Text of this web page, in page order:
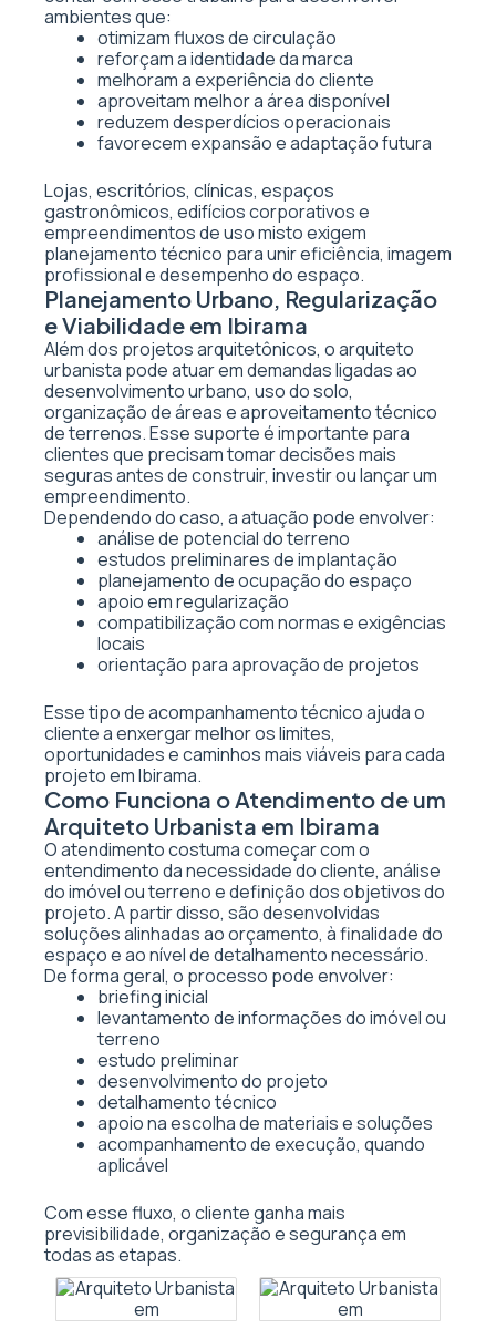
ambientes que:
otimizam fluxos de circulação
reforçam a identidade da marca
melhoram a experiência do cliente
aproveitam melhor a área disponível
reduzem desperdícios operacionais
favorecem expansão e adaptação futura
Lojas, escritórios, clínicas, espaços
gastronômicos, edifícios corporativos e
empreendimentos de uso misto exigem
planejamento técnico para unir eficiência, imagem
profissional e desempenho do espaço.
Planejamento Urbano, Regularização
e Viabilidade em Ibirama
Além dos projetos arquitetônicos, o arquiteto
urbanista pode atuar em demandas ligadas ao
desenvolvimento urbano, uso do solo,
organização de áreas e aproveitamento técnico
de terrenos. Esse suporte é importante para
clientes que precisam tomar decisões mais
seguras antes de construir, investir ou lançar um
empreendimento.
Dependendo do caso, a atuação pode envolver:
análise de potencial do terreno
estudos preliminares de implantação
planejamento de ocupação do espaço
apoio em regularização
compatibilização com normas e exigências
locais
orientação para aprovação de projetos
Esse tipo de acompanhamento técnico ajuda o
cliente a enxergar melhor os limites,
oportunidades e caminhos mais viáveis para cada
projeto em Ibirama.
Como Funciona o Atendimento de um
Arquiteto Urbanista em Ibirama
O atendimento costuma começar com o
entendimento da necessidade do cliente, análise
do imóvel ou terreno e definição dos objetivos do
projeto. A partir disso, são desenvolvidas
soluções alinhadas ao orçamento, à finalidade do
espaço e ao nível de detalhamento necessário.
De forma geral, o processo pode envolver:
briefing inicial
levantamento de informações do imóvel ou
terreno
estudo preliminar
desenvolvimento do projeto
detalhamento técnico
apoio na escolha de materiais e soluções
acompanhamento de execução, quando
aplicável
Com esse fluxo, o cliente ganha mais
previsibilidade, organização e segurança em
todas as etapas.